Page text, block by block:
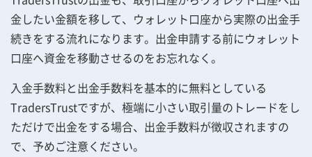
金したい金額を移して、ウォレット口座から実際の出金手
続きをする流れになります。出金申請する前にウォレット
口座へ資金を移動させるのをお忘れなく。
入金手数料と出金手数料を基本的に無料としている
TradersTrustですが、極端に小さい取引量のトレードをし
ただけで出金をする場合、出金手数料が徴収されますの
で、予めご注意ください。